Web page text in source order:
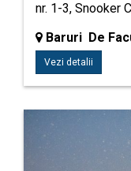
nr. 1-3, Snooker
Baruri De
Vezi detalii